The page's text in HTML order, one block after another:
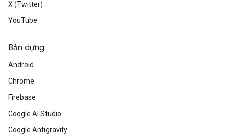
X (Twitter)
YouTube
Bản dựng
Android
Chrome
Firebase
Google AI Studio
Google Antigravity